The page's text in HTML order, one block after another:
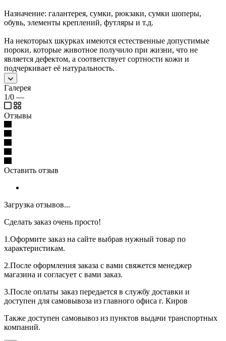
Назначение: галантерея, сумки, рюкзаки, сумки шоперы,
обувь, элементы креплений, футляры и т.д.
На некоторых шкурках имеются естественные допустимые
пороки, которые животное получило при жизни, что не
является дефектом, а соответствует сортности кожи и
подчеркивает её натуральность.
Галерея
1/0 —
Отзывы
Оставить отзыв
Загрузка отзывов...
Сделать заказ очень просто!
1.Оформите заказ на сайте выбрав нужный товар по
характеристикам.
2.После оформления заказа с вами свяжется менеджер
магазина и согласует с вами заказ.
3.После оплаты заказ передается в службу доставки и
доступен для самовывоза из главного офиса г. Киров
Также доступен самовывоз из пунктов выдачи транспортных
компаний.